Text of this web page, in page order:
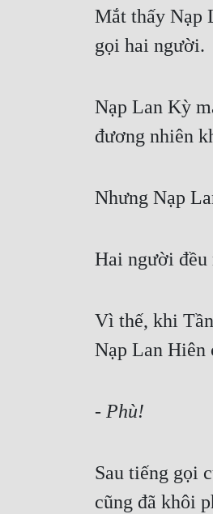
Mắt thấy Nạp
gọi hai người.
Nạp Lan Kỳ
đương nhiên
Nhưng Nạp
Hai người đều
Vì thế, khi
Nạp Lan Hiên
- Phù!
Sau tiếng gọi
cũng đã khôi